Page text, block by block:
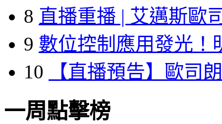
8 直播重播 | 艾邁斯歐
9 數位控制應用發光！
10
【直播預告】歐司
一周點擊榜